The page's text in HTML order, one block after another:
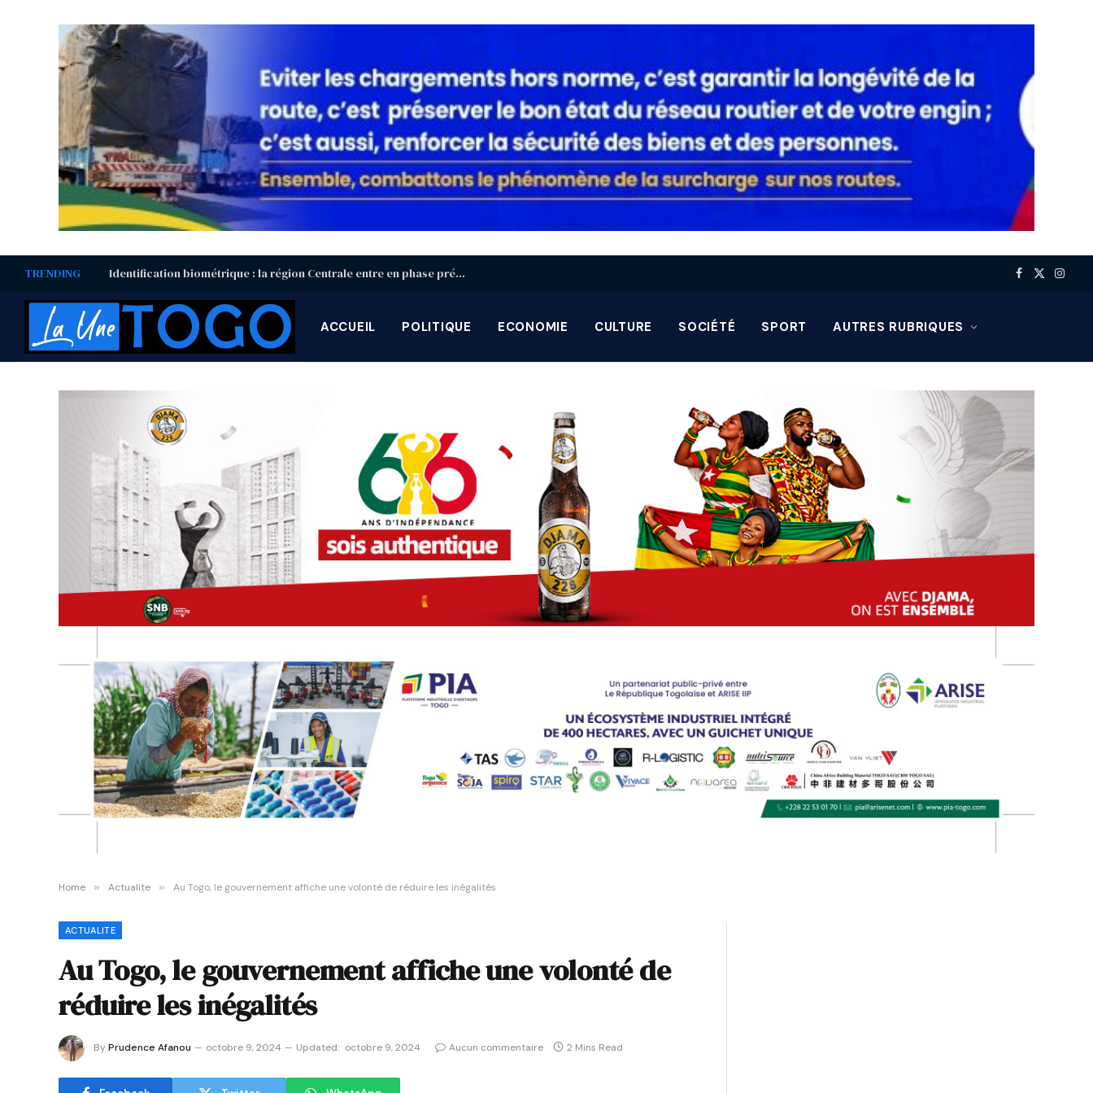
TRENDING Identification biométrique : la région Centrale entre en phase préparatoire avant la grande campagne d’août-septembre Facebook
X
ACCUEIL POLITIQUE ECONOMIE CULTURE SOCIÉTÉ SPORT AUTRES RUBRIQUES
Home » Actualite » Au Togo, le gouvernement affiche une volonté de réduire les inégalités
ACTUALITE
Au Togo, le gouvernement affiche une volonté de
réduire les inégalités
ByPrudence Afanou octobre 9, 2024 Updated: octobre 9, 2024 Aucun commentaire 2 Mins Read